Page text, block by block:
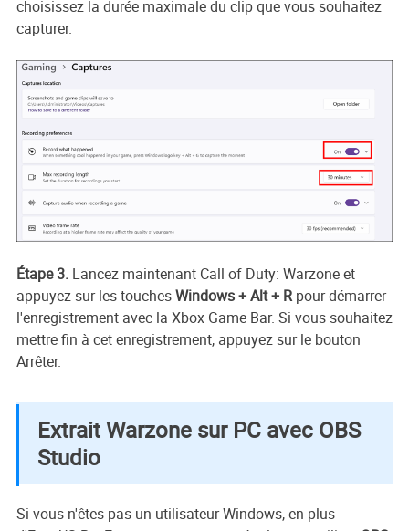
choisissez la durée maximale du clip que vous souhaitez
capturer.
Étape 3.Lancez maintenant Call of Duty: Warzone et
appuyez sur les touchesWindows + Alt + Rpour démarrer
l'enregistrement avec la Xbox Game Bar. Si vous souhaitez
mettre fin à cet enregistrement, appuyez sur le bouton
Arrêter.
Extrait Warzone sur PC avec OBS
Studio
Si vous n'êtes pas un utilisateur Windows, en plus